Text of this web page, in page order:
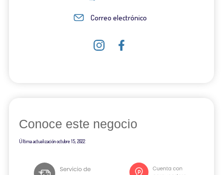
Correo electrónico
Conoce este negocio
Última actualizaciónoctubre 15, 2022